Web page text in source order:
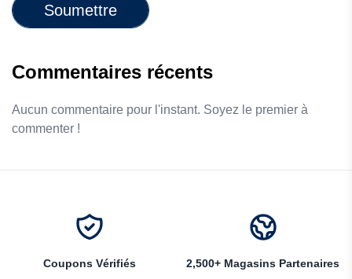
Soumettre
Commentaires récents
Aucun commentaire pour l'instant. Soyez le premier à
commenter !
Coupons Vérifiés 2,500+ Magasins Partenaires